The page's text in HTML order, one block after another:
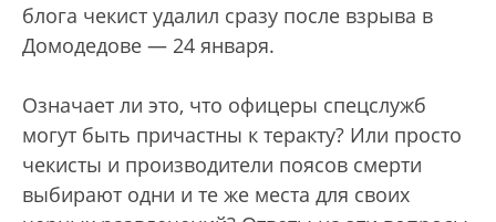
блога чекист удалил сразу после взрыва в
Домодедове — 24 января.
Означает ли это, что офицеры спецслужб
могут быть причастны к теракту? Или просто
чекисты и производители поясов смерти
выбирают одни и те же места для своих